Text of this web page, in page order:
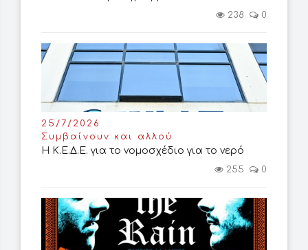
238 0
25/7/2026
Συμβαίνουν και αλλού
Η Κ.Ε.Δ.Ε. για το νομοσχέδιο για το νερό
255 0